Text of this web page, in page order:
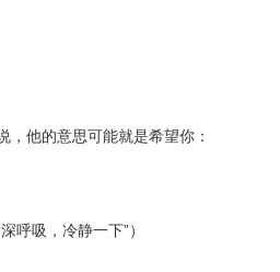
，他的意思可能就是希望你：
呼吸，冷静一下”）